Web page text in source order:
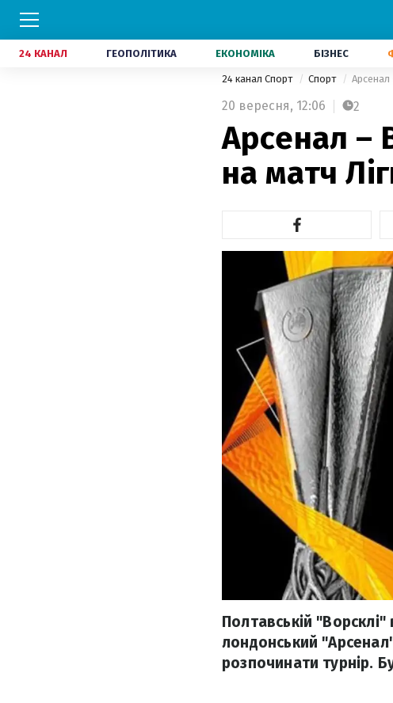
24 КАНАЛ ГЕОПОЛІТИКА ЕКОНОМІКА БІЗНЕС
24 канал Спорт Спорт Арсенал
20 вересня, 12:06 2
Арсенал –
на матч
Полтавській
лондонський
розпочинати турнір.